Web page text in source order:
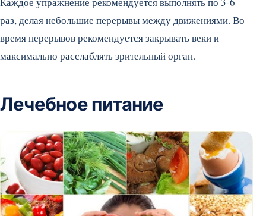
раз, делая небольшие перерывы между движениями. Во
время перерывов рекомендуется закрывать веки и
максимально расслаблять зрительный орган.
Лечебное питание